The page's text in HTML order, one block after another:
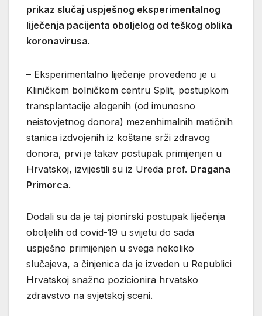
prikaz slučaj uspješnog eksperimentalnog
liječenja pacijenta oboljelog od teškog oblika
koronavirusa.
– Eksperimentalno liječenje provedeno je u
Kliničkom bolničkom centru Split, postupkom
transplantacije alogenih (od imunosno
neistovjetnog donora) mezenhimalnih matičnih
stanica izdvojenih iz koštane srži zdravog
donora, prvi je takav postupak primijenjen u
Hrvatskoj, izvijestili su iz Ureda prof. Dragana
Primorca.
Dodali su da je taj pionirski postupak liječenja
oboljelih od covid-19 u svijetu do sada
uspješno primijenjen u svega nekoliko
slučajeva, a činjenica da je izveden u Republici
Hrvatskoj snažno pozicionira hrvatsko
zdravstvo na svjetskoj sceni.